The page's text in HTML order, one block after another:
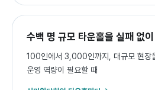
수백 명 규모 타운홀을 실패 없
100인에서 3,000인까지, 대규모 현장
운영 역량이 필요할 때